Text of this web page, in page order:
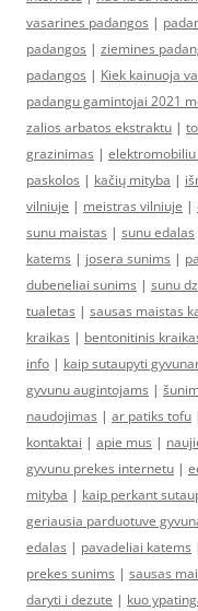
vasarines padangos |
padangos | ziemines
padangos | Kiek kainuoja
padangu gamintojai 2021
zalios arbatos ekstraktu |
grazinimas |
paskolos | kačių mityba |
vilniuje | meistras vilniuje |
sunu maistas | sunu edalas
katems | josera sunims |
dubeneliai sunims | sunu
tualetas | sausas maistas
kraikas | bentonitinis
info | kaip sutaupyti
gyvunu augintojams |
naudojimas | ar patiks tofu
kontaktai | apie mus |
gyvunu prekes internetu |
mityba | kaip perkant
geriausia parduotuve
edalas | pavadeliai katems
prekes sunims | sausas
daryti i dezute | kuo